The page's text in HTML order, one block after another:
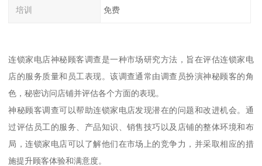
培训 免费
连锁家电店神秘顾客调查是一种市场研究方法，旨在评估连锁家电
店的服务质量和员工表现。该调查通常由调查员扮演神秘顾客的角
色，秘密访问店铺并评估各个方面的表现。
神秘顾客调查可以帮助连锁家电店发现潜在的问题和改进机会。通
过评估员工的服务、产品知识、销售技巧以及店铺的整体环境和布
局，连锁家电店可以了解他们在市场上的竞争力，并采取相应的措
施提升顾客体验和满意度。